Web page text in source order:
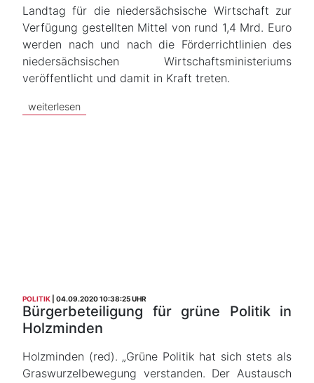
Landtag für die niedersächsische Wirtschaft zur
Verfügung gestellten Mittel von rund 1,4 Mrd. Euro
werden nach und nach die Förderrichtlinien des
niedersächsischen Wirtschaftsministeriums
veröffentlicht und damit in Kraft treten.
weiterlesen
POLITIK 04.09.2020 10:38:25 UHR
Bürgerbeteiligung für grüne Politik in
Holzminden
Holzminden (red). „Grüne Politik hat sich stets als
Graswurzelbewegung verstanden. Der Austausch